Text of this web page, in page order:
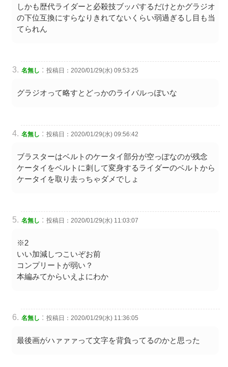
しかも歴代ライダーと必殺技ブッパするだけとかグラジオ
の下位互換にすらなりきれてないくらい弱過ぎるし目も当
てられん
名無し : 投稿日：2020/01/29(水) 09:53:25
グラジオって略すとどっかのライバルっぽいな
名無し : 投稿日：2020/01/29(水) 09:56:42
ブラスターはベルトのケータイ部分が空っぽなのが残念
ケータイをベルトに刺して変身するライダーのベルトから
ケータイを取り去っちゃダメでしょ
名無し : 投稿日：2020/01/29(水) 11:03:07
※2
いい加減しつこいぞお前
コンプリートが弱い？
本編みてからいえよにわか
名無し : 投稿日：2020/01/29(水) 11:36:05
最後画がハァァァって文字を背負ってるのかと思った